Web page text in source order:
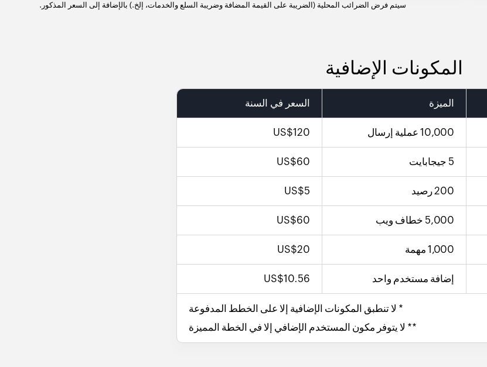
سيتم فرض الضرائب المحلية (الضريبة على القيمة المضافة وضريبة السلع والخدمات، إلخ.) بالإضافة إلى السعر المذكور.
المكونات الإضافية
الميزة السعر في السنة
10,000 عملية إرسال US$120
5 جيجابايت US$60
US$5
5,000 خطاف ويب US$60
1,000 مهمة US$20
إضافة مستخدم واحد US$10.56
* لا تنطبق المكونات الإضافية إلا على الخطط المدفوعة
** لا يتوفر مكون المستخدم الإضافي إلا في الخطة المميزة